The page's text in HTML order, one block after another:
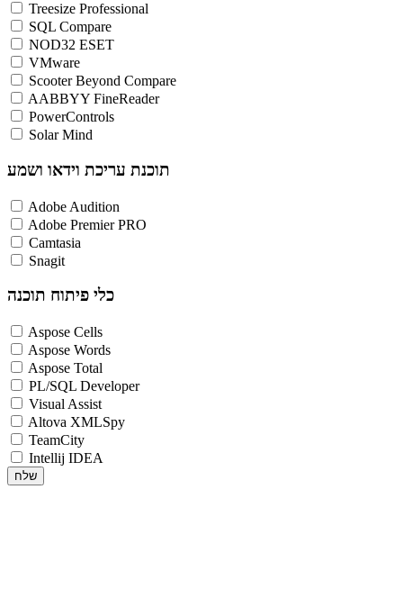
Treesize Professional
SQL Compare
NOD32 ESET
VMware
Scooter Beyond Compare
AABBYY FineReader
PowerControls
Solar Mind
תוכנת עריכת וידאו ושמע
Adobe Audition
Adobe Premier PRO
Camtasia
Snagit
כלי פיתוח תוכנה
Aspose Cells
Aspose Words
Aspose Total
PL/SQL Developer
Visual Assist
Altova XMLSpy
TeamCity
Intellij IDEA